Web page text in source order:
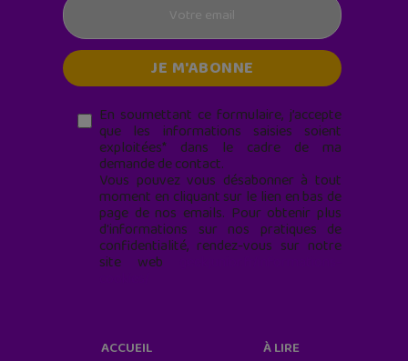
En soumettant ce formulaire, j’accepte
que les informations saisies soient
exploitées* dans le cadre de ma
demande de contact.
Vous pouvez vous désabonner à tout
moment en cliquant sur le lien en bas de
page de nos emails. Pour obtenir plus
d'informations sur nos pratiques de
confidentialité, rendez-vous sur notre
site web
ACCUEIL
À LIRE